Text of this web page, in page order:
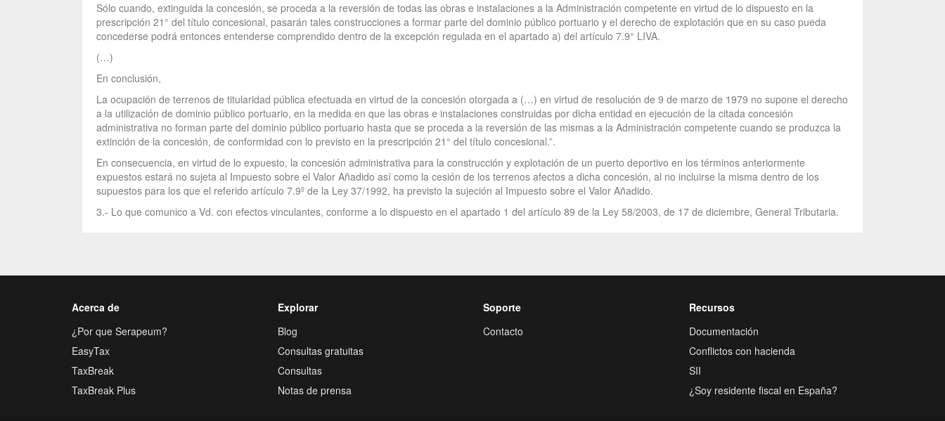
Sólo cuando, extinguida la concesión, se proceda a la reversión de todas las obras e instalaciones a la Administración competente en virtud de lo dispuesto en la
prescripción 21° del título concesional, pasarán tales construcciones a formar parte del dominio público portuario y el derecho de explotación que en su caso pueda
concederse podrá entonces entenderse comprendido dentro de la excepción regulada en el apartado a) del artículo 7.9° LIVA.
(…)
En conclusión,
La ocupación de terrenos de titularidad pública efectuada en virtud de la concesión otorgada a (…) en virtud de resolución de 9 de marzo de 1979 no supone el derecho
a la utilización de dominio público portuario, en la medida en que las obras e instalaciones construidas por dicha entidad en ejecución de la citada concesión
administrativa no forman parte del dominio público portuario hasta que se proceda a la reversión de las mismas a la Administración competente cuando se produzca la
extinción de la concesión, de conformidad con lo previsto en la prescripción 21° del título concesional.”.
En consecuencia, en virtud de lo expuesto, la concesión administrativa para la construcción y explotación de un puerto deportivo en los términos anteriormente
expuestos estará no sujeta al Impuesto sobre el Valor Añadido así como la cesión de los terrenos afectos a dicha concesión, al no incluirse la misma dentro de los
supuestos para los que el referido artículo 7.9º de la Ley 37/1992, ha previsto la sujeción al Impuesto sobre el Valor Añadido.
3.- Lo que comunico a Vd. con efectos vinculantes, conforme a lo dispuesto en el apartado 1 del artículo 89 de la Ley 58/2003, de 17 de diciembre, General Tributaria.
Acerca de
¿Por que Serapeum?
EasyTax
TaxBreak
TaxBreak Plus
Explorar
Blog
Consultas gratuitas
Consultas
Notas de prensa
Soporte
Contacto
Recursos
Documentación
Conflictos con hacienda
SII
¿Soy residente fiscal en España?